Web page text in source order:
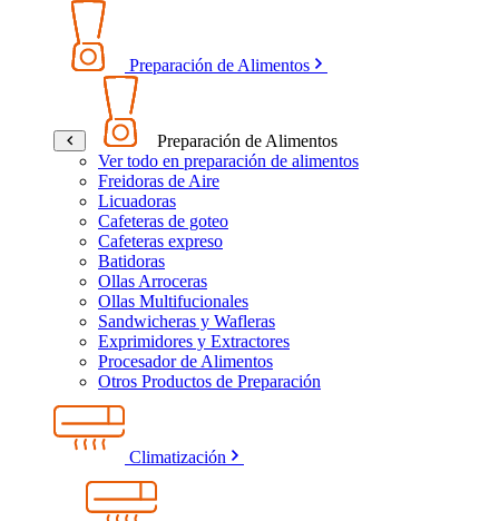
Preparación de Alimentos
Preparación de Alimentos
Ver todo en preparación de alimentos
Freidoras de Aire
Licuadoras
Cafeteras de goteo
Cafeteras expreso
Batidoras
Ollas Arroceras
Ollas Multifucionales
Sandwicheras y Wafleras
Exprimidores y Extractores
Procesador de Alimentos
Otros Productos de Preparación
Climatización